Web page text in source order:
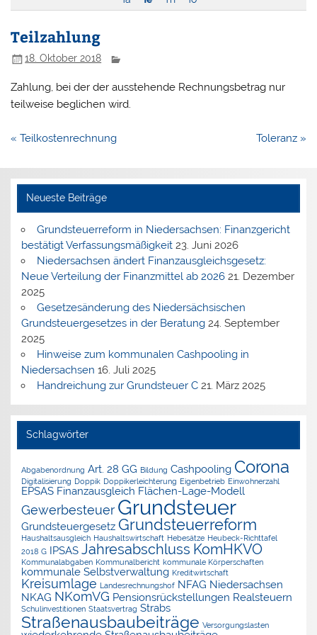
Teilzahlung
18. Oktober 2018
Zahlung, bei der der ausstehende Rechnungsbetrag nur
teilweise beglichen wird.
Beitragsnavigation
« Teilkostenrechnung Toleranz »
Neueste Beiträge
Grundsteuerreform in Niedersachsen: Finanzgericht
bestätigt Verfassungsmäßigkeit 23. Juni 2026
Niedersachsen ändert Finanzausgleichsgesetz:
Neue Verteilung der Finanzmittel ab 2026 21. Dezember
2025
Gesetzesänderung des Niedersächsischen
Grundsteuergesetzes in der Beratung 24. September
2025
Hinweise zum kommunalen Cashpooling in
Niedersachsen 16. Juli 2025
Handreichung zur Grundsteuer C 21. März 2025
Schlagwörter
Abgabenordnung Art. 28 GG Bildung Cashpooling Corona
Digitalisierung Doppik Doppikerleichterung Eigenbetrieb Einwohnerzahl
EPSAS Finanzausgleich Flächen-Lage-Modell
Gewerbesteuer Grundsteuer
Grundsteuergesetz Grundsteuerreform
Haushaltsausgleich Haushaltswirtschaft Hebesätze Heubeck-Richttafel
2018 G
IPSAS Jahresabschluss KomHKVO
Kommunalabgaben Kommunalbericht kommunale Körperschaften
kommunale Selbstverwaltung Kreditwirtschaft
Kreisumlage Landesrechnungshof NFAG Niedersachsen
NKAG NKomVG Pensionsrückstellungen Realsteuern
Schulinvestitionen Staatsvertrag Strabs
Straßenausbaubeiträge Versorgungslasten